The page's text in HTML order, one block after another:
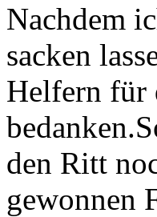
Nachdem
sacken
Helfern für
den Ritt
gewonnen